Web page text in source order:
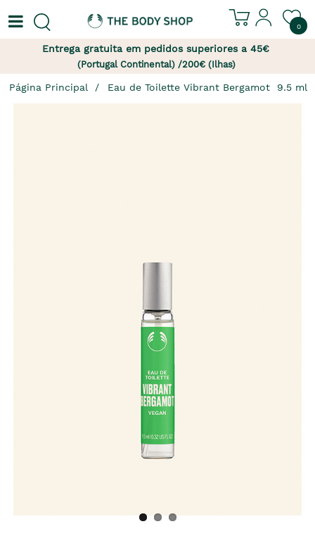
0
Entrega gratuita em pedidos superiores a 45€
(Portugal Continental) /200€ (Ilhas)
Página Principal Eau de Toilette Vibrant Bergamot  9.5 ml